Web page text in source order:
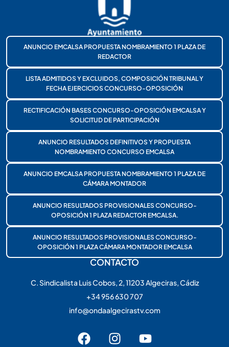
ANUNCIO EMCALSA PROPUESTA NOMBRAMIENTO 1 PLAZA DE
REDACTOR
LISTA ADMITIDOS Y EXCLUIDOS, COMPOSICIÓN TRIBUNAL Y
FECHA EJERCICIOS CONCURSO-OPOSICIÓN
RECTIFICACIÓN BASES CONCURSO-OPOSICIÓN EMCALSA Y
SOLICITUD DE PARTICIPACIÓN
ANUNCIO RESULTADOS DEFINITIVOS Y PROPUESTA
NOMBRAMIENTO CONCURSO EMCALSA
ANUNCIO EMCALSA PROPUESTA NOMBRAMIENTO 1 PLAZA DE
CÁMARA MONTADOR
ANUNCIO RESULTADOS PROVISIONALES CONCURSO-
OPOSICIÓN 1 PLAZA REDACTOR EMCALSA.
ANUNCIO RESULTADOS PROVISIONALES CONCURSO-
OPOSICIÓN 1 PLAZA CÁMARA MONTADOR EMCALSA
CONTACTO
C. Sindicalista Luis Cobos, 2, 11203 Algeciras, Cádiz
+34 956 630 707
info@ondaalgecirastv.com